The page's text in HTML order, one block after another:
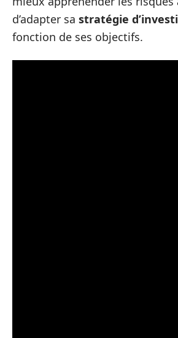
d’adapter sa stratégie
fonction de ses objectifs.